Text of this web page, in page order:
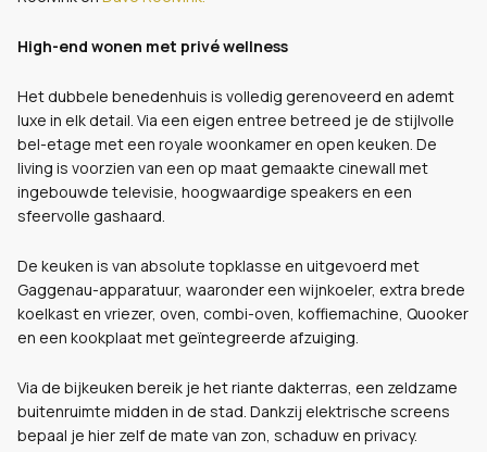
High-end wonen met privé wellness
Het dubbele benedenhuis is volledig gerenoveerd en ademt
luxe in elk detail. Via een eigen entree betreed je de stijlvolle
bel-etage met een royale woonkamer en open keuken. De
living is voorzien van een op maat gemaakte cinewall met
ingebouwde televisie, hoogwaardige speakers en een
sfeervolle gashaard.
De keuken is van absolute topklasse en uitgevoerd met
Gaggenau-apparatuur, waaronder een wijnkoeler, extra brede
koelkast en vriezer, oven, combi-oven, koffiemachine, Quooker
en een kookplaat met geïntegreerde afzuiging.
Via de bijkeuken bereik je het riante dakterras, een zeldzame
buitenruimte midden in de stad. Dankzij elektrische screens
bepaal je hier zelf de mate van zon, schaduw en privacy.